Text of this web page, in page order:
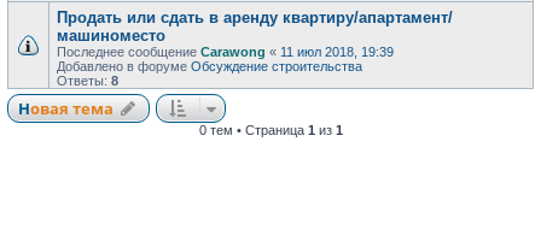
Продать или сдать в аренду квартиру/апартамент/
машиноместо
Последнее сообщение Carawong « 11 июл 2018, 19:39
Добавлено в форуме Обсуждение строительства
Ответы: 8
Новая тема
0 тем • Страница 1 из 1